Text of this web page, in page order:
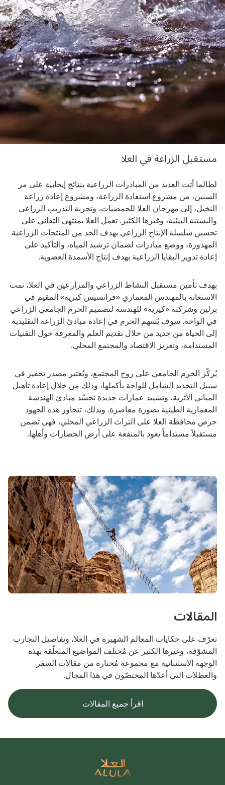
مستقبل الزراعة في العلا
لطالما أتت العديد من المبادرات الزراعية بنتائج إيجابية على مر
السنين، من مشروع استعادة الزراعة، ومشروع إعادة زراعة
النخيل، إلى مهرجان العلا للحمضيات، وتجربة التدريب الزراعي
والبستنة البيئية، وغيرها الكثير. تعمل العلا بمنتهى التفاني على
تحسين سلسلة الإنتاج الزراعي بهدف الحد من المنتجات الزراعية
المهدورة، ووضع مبادرات لضمان ترشيد المياه، والتأكيد على
إعادة تدوير البقايا الزراعية بهدف إنتاج الأسمدة العضوية.
بهدف تأمين مستقبل النشاط الزراعي والمزارعين في العلا، تمت
الاستعانة بالمهندس المعماري «فرانسيس كيريه» المقيم في
برلين وشركته «كيريه» للهندسة لتصميم الحرم الجامعي الزراعي
في الواحة. سوف يُسهم الحرم في إعادة مبادئ الزراعة التقليدية
إلى الحياة من جديد من خلال تقديم العلم والمعرفة حول التقنيات
المستدامة، وتعزيز الاقتصاد والمجتمع المحلي.
يُركّز الحرم الجامعي على روح المجتمع، ويُعتبر مصدر تحفيز في
سبيل التجديد الشامل للواحة بأكملها، وذلك من خلال إعادة تأهيل
المباني الأثرية، وتشييد عمارات جديدة تجسّد مبادئ الهندسة
المعمارية الطينية بصورة معاصرة. وبذلك، تتجاوز هذه الجهود
حرص محافظة العلا على التراث الزراعي المحلي، فهي تضمن
مستقبلاً مستداماً يعود بالمنفعة على أرض الحضارات وأهلها.
المقالات
تعرّف على حكايات المعالم الشهيرة في العلا، وتفاصيل التجارب
المشوّقة، وغيرها الكثير عن مُختلف المواضيع المتعلّقة بهذه
الوجهة الاستثنائية مع مجموعة مُختارة من مقالات السفر
والعطلات التي أعدّها المختصّون في هذا المجال.
اقرأ جميع المقالات